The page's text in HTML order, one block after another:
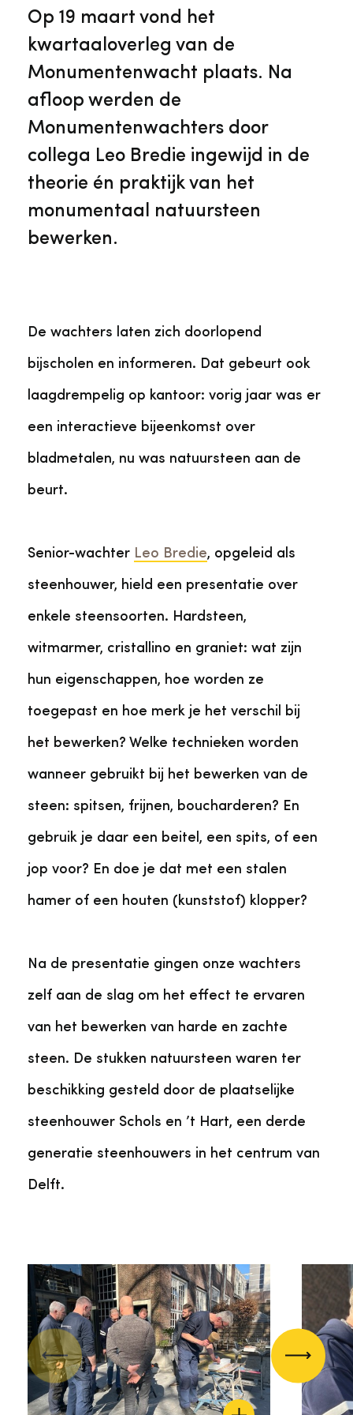
Museumplatform Zuid-Holland
Over de Monumentenwacht
Voorpagina Monumentenwacht
Tarieven
Algemene voorwaarden
Op 19 maart vond het
kwartaaloverleg van de
Monumentenwacht plaats. Na
afloop werden de
Monumentenwachters door
collega Leo Bredie ingewijd in de
theorie én praktijk van het
monumentaal natuursteen
bewerken.
De wachters laten zich doorlopend
bijscholen en informeren. Dat gebeurt ook
laagdrempelig op kantoor: vorig jaar was er
een interactieve bijeenkomst over
bladmetalen, nu was natuursteen aan de
beurt.
Senior-wachter Leo Bredie, opgeleid als
steenhouwer, hield een presentatie over
enkele steensoorten. Hardsteen,
witmarmer, cristallino en graniet: wat zijn
hun eigenschappen, hoe worden ze
toegepast en hoe merk je het verschil bij
het bewerken? Welke technieken worden
wanneer gebruikt bij het bewerken van de
steen: spitsen, frijnen, boucharderen? En
gebruik je daar een beitel, een spits, of een
jop voor? En doe je dat met een stalen
hamer of een houten (kunststof) klopper?
Na de presentatie gingen onze wachters
zelf aan de slag om het effect te ervaren
van het bewerken van harde en zachte
steen. De stukken natuursteen waren ter
beschikking gesteld door de plaatselijke
steenhouwer Schols en ’t Hart, een derde
generatie steenhouwers in het centrum van
Delft.
Vorige